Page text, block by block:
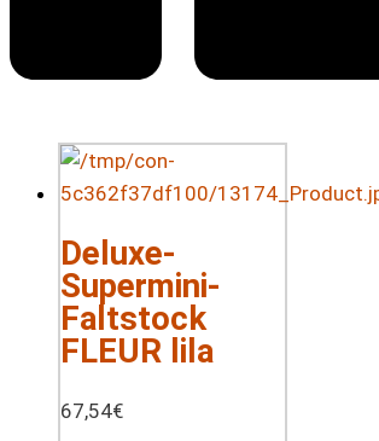
Deluxe-
Supermini-
Faltstock
FLEUR lila
67,54€